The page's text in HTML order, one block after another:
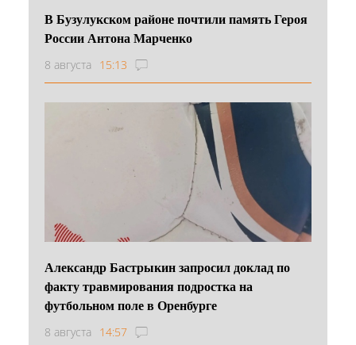
В Бузулукском районе почтили память Героя
России Антона Марченко
8 августа 15:13
Александр Бастрыкин запросил доклад по
факту травмирования подростка на
футбольном поле в Оренбурге
8 августа 14:57